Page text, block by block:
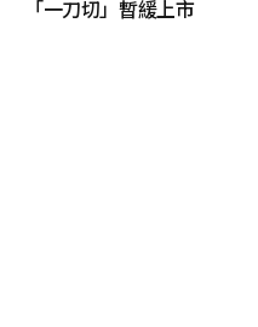
「一刀切」暫緩上市